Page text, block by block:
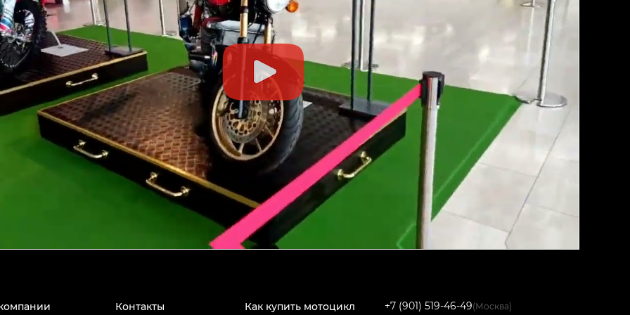
Контакты Как купить мотоцикл +7 (901) 519-46-49(Москва)